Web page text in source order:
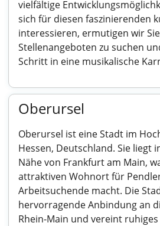
vielfältige
sich für diesen faszinierenden
interessieren, ermutigen wir
Stellenangeboten zu suchen
Schritt in eine musikalische
Oberursel
Oberursel ist eine Stadt im
Hessen, Deutschland. Sie liegt
Nähe von Frankfurt am Main,
attraktiven Wohnort für
Arbeitsuchende macht. Die
hervorragende Anbindung an
Rhein-Main und vereint